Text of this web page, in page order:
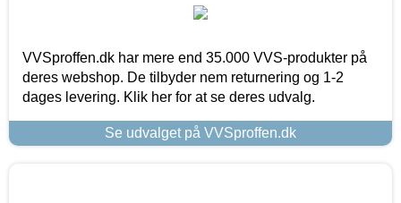
VVSproffen.dk har mere end 35.000 VVS-produkter på
deres webshop. De tilbyder nem returnering og 1-2
dages levering. Klik her for at se deres udvalg.
Se udvalget på VVSproffen.dk